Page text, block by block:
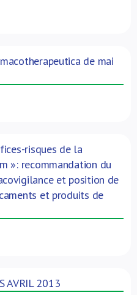
de mai
risques de la
»: recommandation du
et position de
et produits de
AVRIL 2013